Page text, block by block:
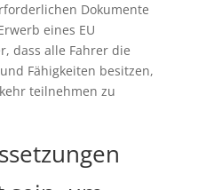
Dokumente
eines EU
dass alle Fahrer die
Fähigkeiten besitzen,
teilnehmen zu